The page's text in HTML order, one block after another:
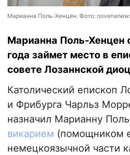
Марианна Поль-Хенцен. Фото:
Марианна Поль-Хенцен
года займет место в
совете Лозаннской
Католический епископ
и Фрибурга Чарльз
назначил Марианну
викарием (помощником
немецкоязычной части